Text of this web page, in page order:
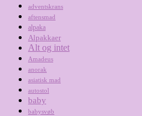
adventskrans
aftensmad
alpaka
Alpakkaer
Alt og intet
Amadeus
anorak
asiatisk mad
autostol
baby
babysvøb